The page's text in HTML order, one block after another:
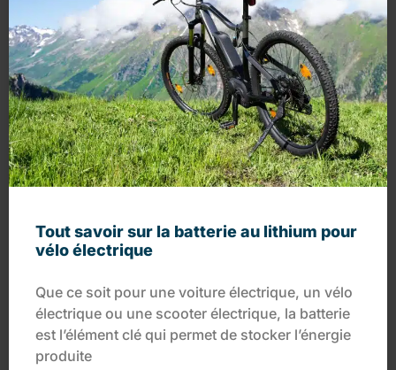
Tout savoir sur la batterie au lithium pour
vélo électrique
Que ce soit pour une voiture électrique, un vélo
électrique ou une scooter électrique, la batterie
est l’élément clé qui permet de stocker l’énergie
produite